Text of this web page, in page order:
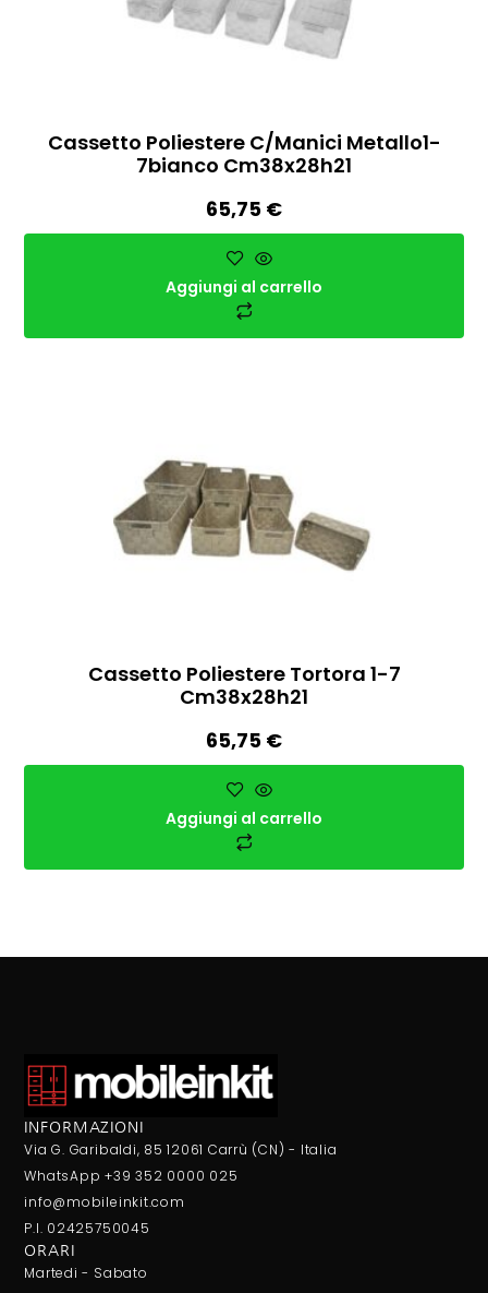
Cassetto Poliestere C/manici Metallo1-
7bianco Cm38x28h21
65,75 €
Aggiungi al carrello
Cassetto Poliestere Tortora 1-7
Cm38x28h21
65,75 €
Aggiungi al carrello
INFORMAZIONI
Via G. Garibaldi, 85 12061 Carrù (CN) - Italia
WhatsApp +39 352 0000 025
info@mobileinkit.com
P.I. 02425750045
ORARI
Martedi - Sabato